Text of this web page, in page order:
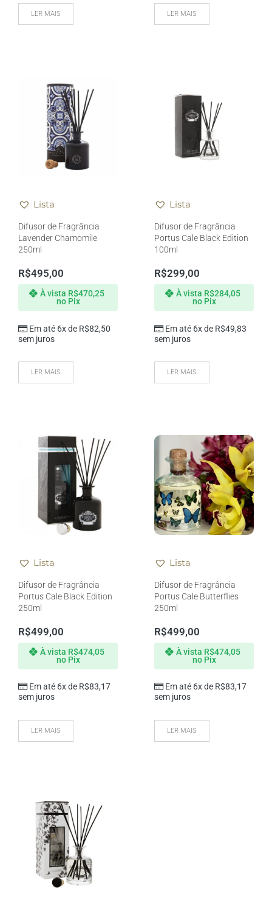
LER MAIS LER MAIS
Lista
Difusor de Fragrância
Lavender Chamomile
250ml
R$495,00
Em até 6x de R$82,50
sem juros
À vista R$470,25
no Pix
LER MAIS
Lista
Difusor de Fragrância
Portus Cale Black Edition
100ml
R$299,00
Em até 6x de R$49,83
sem juros
À vista R$284,05
no Pix
LER MAIS
Lista
Difusor de Fragrância
Portus Cale Black Edition
250ml
R$499,00
Em até 6x de R$83,17
sem juros
À vista R$474,05
no Pix
LER MAIS
Lista
Difusor de Fragrância
Portus Cale Butterflies
250ml
R$499,00
Em até 6x de R$83,17
sem juros
À vista R$474,05
no Pix
LER MAIS